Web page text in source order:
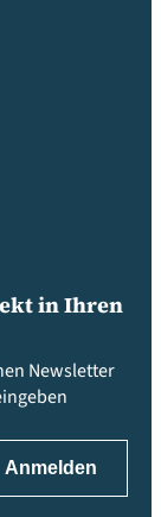
in Ihren
Newsletter